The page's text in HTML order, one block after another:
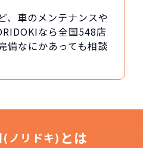
、車のメンテナンスや
なら全国548店
備なにかあっても相談
(ノリドキ) とは